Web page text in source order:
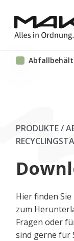
PRODUKTE /
Hier finden
zum
Fragen oder
sind gerne für